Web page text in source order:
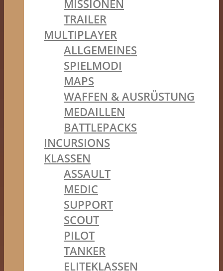
MISSIONEN
TRAILER
MULTIPLAYER
ALLGEMEINES
SPIELMODI
MAPS
WAFFEN & AUSRÜSTUNG
MEDAILLEN
BATTLEPACKS
INCURSIONS
KLASSEN
ASSAULT
MEDIC
SUPPORT
SCOUT
PILOT
TANKER
ELITEKLASSEN